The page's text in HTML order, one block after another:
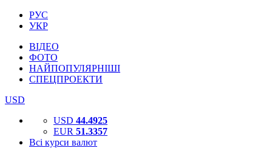
РУС
УКР
ВІДЕО
ФОТО
НАЙПОПУЛЯРНІШІ
СПЕЦПРОЕКТИ
USD
USD 44.4925
EUR 51.3357
Всі курси валют